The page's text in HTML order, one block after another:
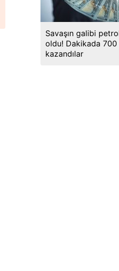
Savaşın galibi
oldu! Dakikada
kazandılar